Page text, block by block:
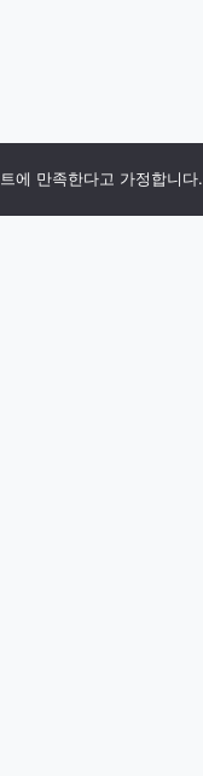
에 만족한다고 가정합니다.